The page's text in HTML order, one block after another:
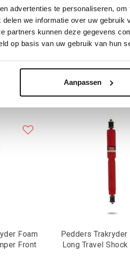
advertenties te personaliseren,
we informatie over uw
partners kunnen deze gegevens
op basis van uw gebruik van hun
Aanpassen
€1.249,00
voor een eerlijke prijs
Foam
Cell Schokdemper Front
Pedders Trakryder
Long Travel